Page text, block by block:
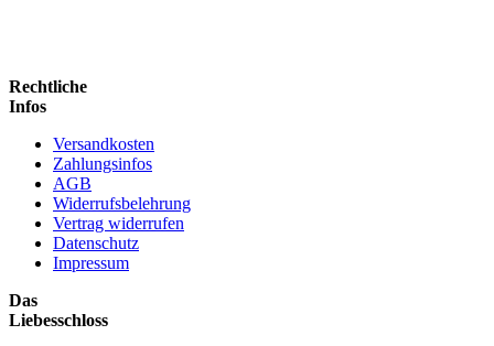
Rechtliche
Infos
Versandkosten
Zahlungsinfos
AGB
Widerrufsbelehrung
Vertrag widerrufen
Datenschutz
Impressum
Das
Liebesschloss